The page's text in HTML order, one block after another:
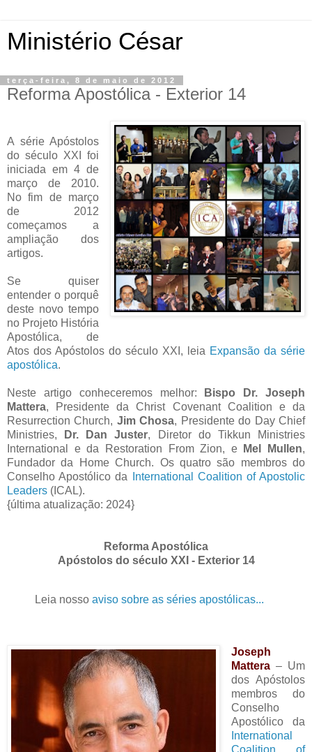
Ministério César
terça-feira, 8 de maio de 2012
Reforma Apostólica - Exterior 14
A série Apóstolos
do século XXI foi
iniciada em 4 de
março de 2010.
No fim de março
de 2012
começamos a
ampliação dos
artigos.
Se quiser
entender o porquê
deste novo tempo
no Projeto História
Apostólica, de
Atos dos Apóstolos do século XXI, leia Expansão da série
apostólica.
Neste artigo conheceremos melhor:
Bispo Dr. Joseph
Mattera, Presidente da Christ Covenant Coalition e da
Resurrection Church, Jim Chosa, Presidente do Day Chief
Ministries,
Dr. Dan Juster, Diretor do Tikkun Ministries
International e da Restoration From Zion, e
Mel Mullen,
Fundador da Home Church. Os quatro são membros do
Conselho Apostólico da
International Coalition of Apostolic
Leaders (ICAL).
{última atualização: 2024}
Reforma Apostólica
Apóstolos do século XXI - Exterior 14
Leia nosso aviso sobre as séries apostólicas...
Joseph
Mattera– Um
dos Apóstolos
membros do
Conselho
Apostólico da
International